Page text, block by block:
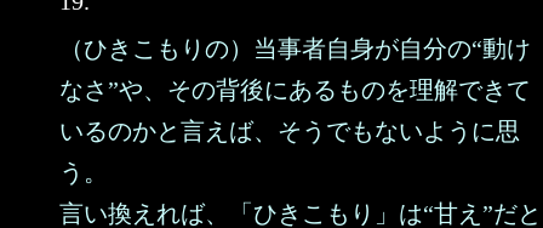
（ひきこもりの）当事者自身が自分の“動け
なさ”や、その背後にあるものを理解できて
いるのかと言えば、そうでもないように思
う。
言い換えれば、「ひきこもり」は“甘え”だと